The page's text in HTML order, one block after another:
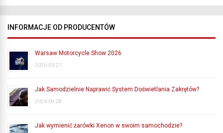
INFORMACJE OD PRODUCENTÓW
Warsaw Motorcycle Show 2026
2026-03-27
Jak Samodzielnie Naprawić System Doświetlania Zakrętów?
2024-09-28
Jak wymienić żarówki Xenon w swoim samochodzie?